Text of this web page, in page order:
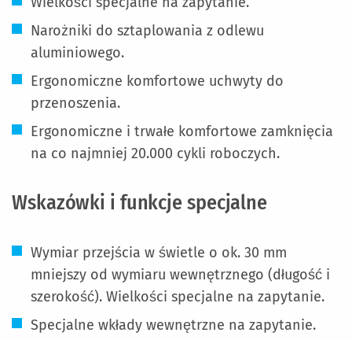
Narożniki do sztaplowania z odlewu
aluminiowego.
Ergonomiczne komfortowe uchwyty do
przenoszenia.
Ergonomiczne i trwałe komfortowe zamknięcia
na co najmniej 20.000 cykli roboczych.
Wskazówki i funkcje specjalne
Wymiar przejścia w świetle o ok. 30 mm
mniejszy od wymiaru wewnętrznego (długość i
szerokość). Wielkości specjalne na zapytanie.
Specjalne wkłady wewnętrzne na zapytanie.